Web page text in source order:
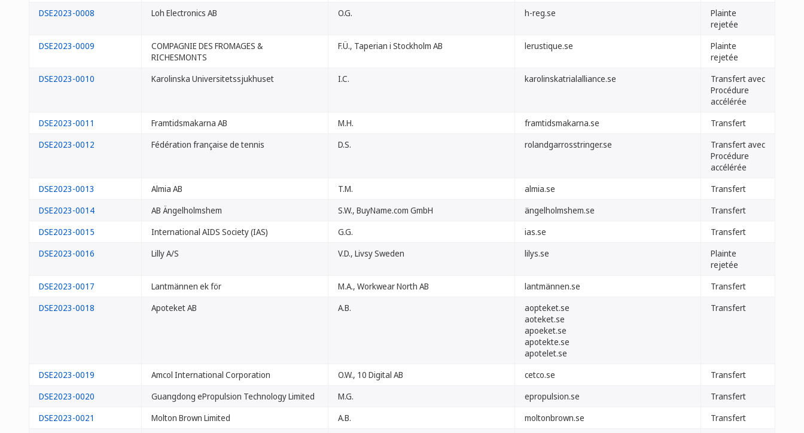
DSE2023-0008
Loh Electronics AB O.G. h-reg.se
Plainte
rejetée
DSE2023-0009
COMPAGNIE DES FROMAGES &
RICHESMONTS
F.Ü., Taperian i Stockholm AB lerustique.se
Plainte
rejetée
DSE2023-0010
Karolinska Universitetssjukhuset I.C. karolinskatrialalliance.se
Transfert avec
Procédure
accélérée
DSE2023-0011
Framtidsmakarna AB M.H. framtidsmakarna.se
Transfert
DSE2023-0012
Fédération française de tennis D.S. rolandgarrosstringer.se
Transfert avec
Procédure
accélérée
DSE2023-0013
Almia AB T.M. almia.se
Transfert
DSE2023-0014
AB Ängelholmshem S.W., BuyName.com GmbH ängelholmshem.se
Transfert
DSE2023-0015
International AIDS Society (IAS) G.G. ias.se
Transfert
DSE2023-0016
Lilly A/S V.D., Livsy Sweden lilys.se
Plainte
rejetée
DSE2023-0017
Lantmännen ek för M.A., Workwear North AB lantmännen.se
Transfert
DSE2023-0018
Apoteket AB A.B.
aopteket.se
aoteket.se
apoeket.se
apotekte.se
apotelet.se
Transfert
DSE2023-0019 Amcol International Corporation O.W., 10 Digital AB cetco.se
Transfert
DSE2023-0020
Guangdong ePropulsion Technology Limited M.G. epropulsion.se
Transfert
DSE2023-0021
Molton Brown Limited A.B. moltonbrown.se
Transfert